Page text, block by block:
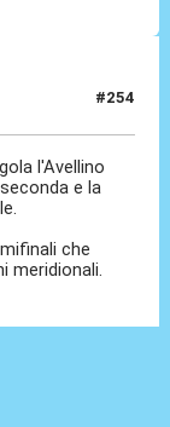
#254
l'Avellino
e la
che
meridionali.